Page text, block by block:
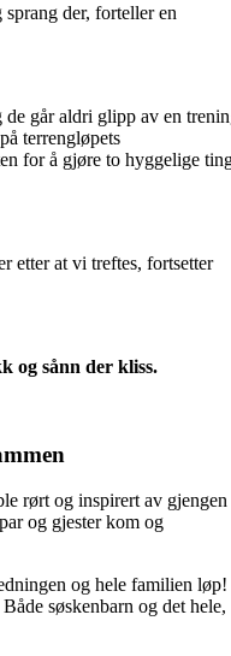
der, forteller en
de går aldri glipp av en
terrengløpets
for å gjøre to hyggelige
etter at vi treftes, fortsetter
og sånn der kliss.
rørt og inspirert av gjengen
og gjester kom og
og hele familien løp!
søskenbarn og det hele,